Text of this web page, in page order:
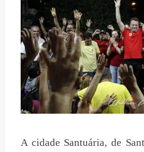
A cidade Santuária, de